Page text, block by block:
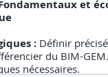
et
: Définir
du BIM-
nécessaires.